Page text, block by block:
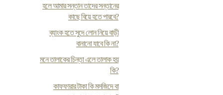
হলে আমার সন্তান তাদের সন্তানের
কাছে বিয়ে হতে পারবে?
ব্যাংক হতে সুদে লোন নিয়ে বাড়ী
বানানো যাবে কি না?
মনে তালাকের চিন্তা এলে তালাক হয়
কি?
কাফফারার টাকা কি মসজিদে বা